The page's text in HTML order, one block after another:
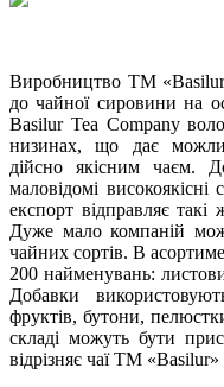
Виробництво ТМ
до чайної сировини на
Basilur Tea Company
низинах, що дає
дійсно якісним чаєм.
маловідомі
експорт відправляє
Дуже мало компаній
чайних сортів. В
200 найменувань:
Добавки
фруктів, бутони,
складі можуть бути
відрізняє чаї ТМ